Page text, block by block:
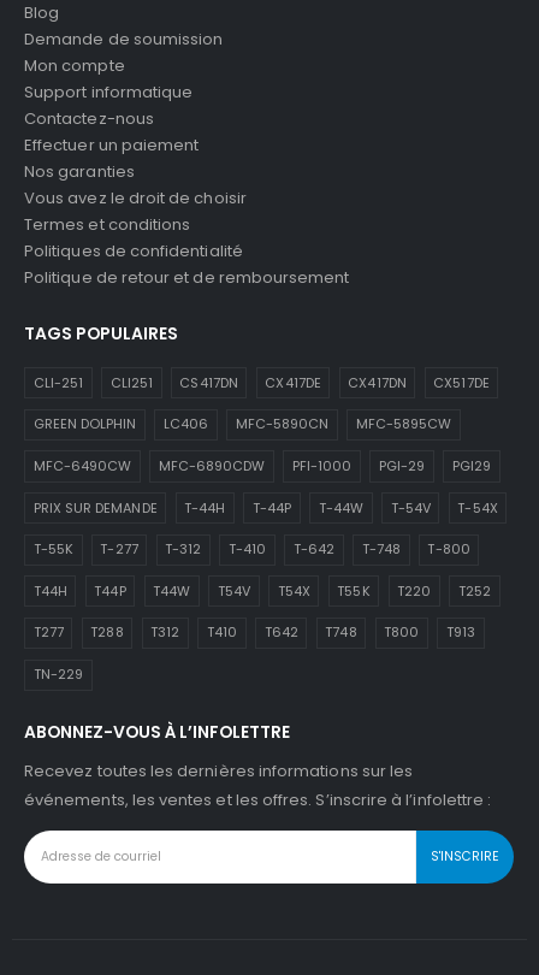
Blog
Demande de soumission
Mon compte
Support informatique
Contactez-nous
Effectuer un paiement
Nos garanties
Vous avez le droit de choisir
Termes et conditions
Politiques de confidentialité
Politique de retour et de remboursement
TAGS POPULAIRES
CLI-251 CLI251 CS417DN CX417DE CX417DN CX517DE
GREEN DOLPHIN LC406 MFC-5890CN MFC-5895CW
MFC-6490CW MFC-6890CDW PFI-1000 PGI-29 PGI29
PRIX SUR DEMANDE T-44H T-44P T-44W T-54V T-54X
T-55K T-277 T-312 T-410 T-642 T-748 T-800
T44H T44P T44W T54V T54X T55K T220 T252
T277 T288 T312 T410 T642 T748 T800 T913
TN-229
ABONNEZ-VOUS À L’INFOLETTRE
Recevez toutes les dernières informations sur les
événements, les ventes et les offres. S’inscrire à l’infolettre :